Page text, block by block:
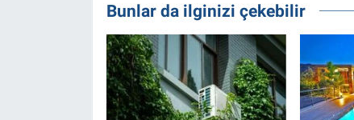
Bunlar da ilginizi çekebilir